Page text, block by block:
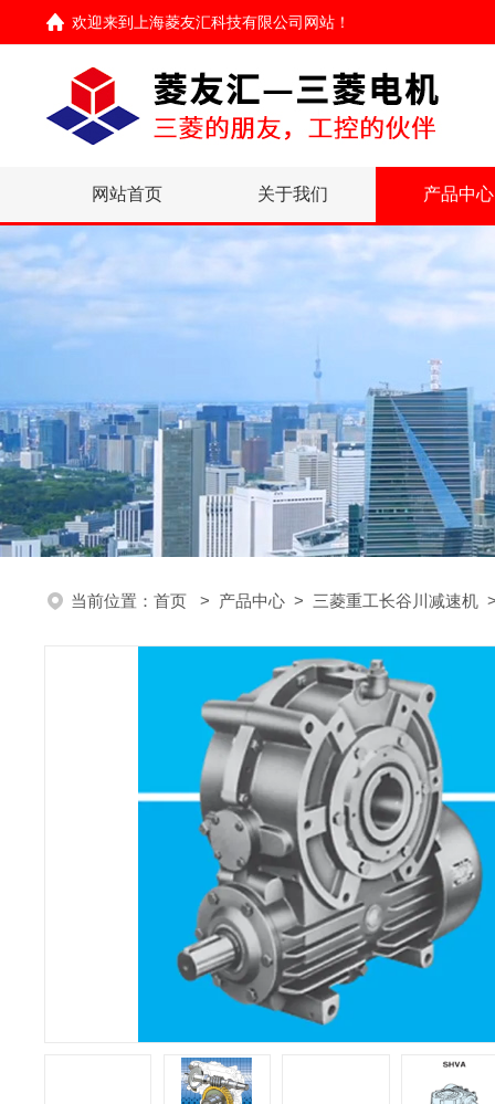
欢迎来到 上海菱友汇科技有限公司网站 ！
网站首页 关于我们 产品中心
当前位置： 首页 > 产品中心 > 三菱重工长谷川减速机